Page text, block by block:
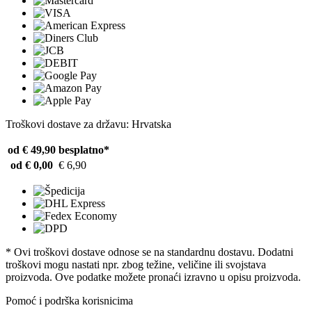
Troškovi dostave za državu: Hrvatska
od € 49,90 besplatno*
od € 0,00 € 6,90
* Ovi troškovi dostave odnose se na standardnu ​​dostavu. Dodatni
troškovi mogu nastati npr. zbog težine, veličine ili svojstava
proizvoda. Ove podatke možete pronaći izravno u opisu proizvoda.
Pomoć i podrška korisnicima